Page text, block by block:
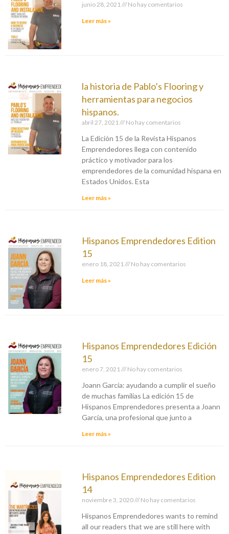
junio 28, 2021 No hay comentarios
Leer más »
la historia de Pablo’s Flooring y
herramientas para negocios
hispanos.
abril 27, 2021 No hay comentarios
La Edición 15 de la Revista Hispanos
Emprendedores llega con contenido
práctico y motivador para los
emprendedores de la comunidad hispana en
Estados Unidos. Esta
Leer más »
Hispanos Emprendedores Edition
15
enero 18, 2021 No hay comentarios
Leer más »
Hispanos Emprendedores Edición
15
enero 7, 2021 No hay comentarios
Joann García: ayudando a cumplir el sueño
de muchas familias La edición 15 de
Hispanos Emprendedores presenta a Joann
García, una profesional que junto a
Leer más »
Hispanos Emprendedores Edition
14
noviembre 3, 2020 No hay comentarios
Hispanos Emprendedores wants to remind
all our readers that we are still here with